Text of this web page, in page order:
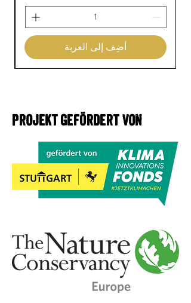
أضِف إلى العربة
Projekt gefördert von